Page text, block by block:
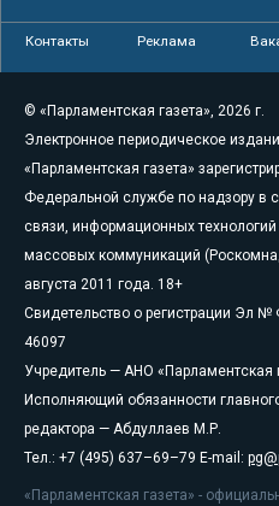
Контакты Реклама
© «Парламентская газета», 2026 г.
Электронное периодическое
«Парламентская газета»
Федеральной службе по надзору в
связи, информационных технологий
массовых коммуникаций
августа 2011 года. 18+
Свидетельство о регистрации Эл №
46097
Учредитель — АНО «Парламентская
Исполняющий обязанности
редактора — Абдуллаев М.Р.
Тел.: +7 (495) 637–69–79 E-mail:
«Парламентская газета» -